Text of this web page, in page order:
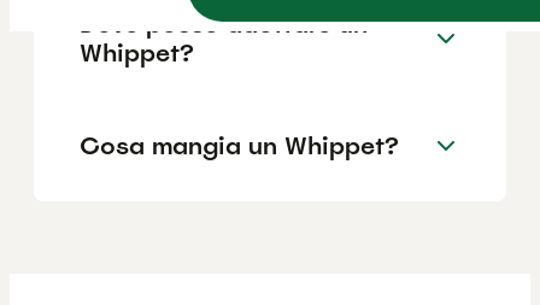
Dove posso adottare un
Whippet?
Cosa mangia un Whippet?